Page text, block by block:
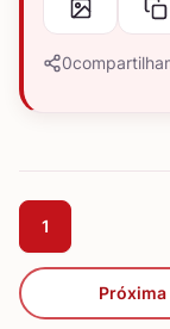
0
1
Próxima